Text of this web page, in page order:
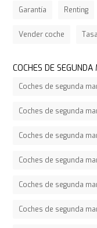
Garantía Renting
Vender coche
COCHES DE
Coches de segunda
Coches de segunda
Coches de segunda
Coches de segunda
Coches de segunda
Coches de segunda